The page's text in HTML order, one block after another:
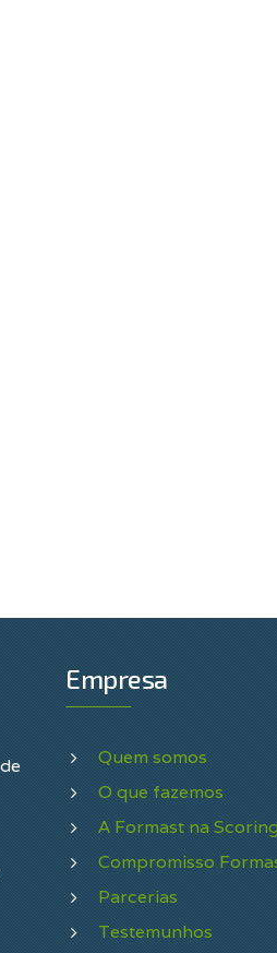
Empresa
Quem somos
O que fazemos
A Formast na
Compromisso
Parcerias
Testemunhos